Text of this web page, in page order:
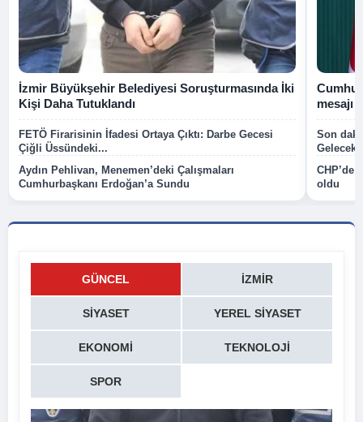
İzmir Büyükşehir Belediyesi Soruşturmasında İki
Kişi Daha Tutuklandı
FETÖ Firarisinin İfadesi Ortaya Çıktı: Darbe Gecesi
Çiğli Üssündeki...
Aydın Pehlivan, Menemen’deki Çalışmaları
Cumhurbaşkanı Erdoğan’a Sundu
mesajı
Son
Gelecek
CHP’de
oldu
GÜNCEL İZMIR
SIYASET YEREL SIYASET
EKONOMI TEKNOLOJI
SPOR